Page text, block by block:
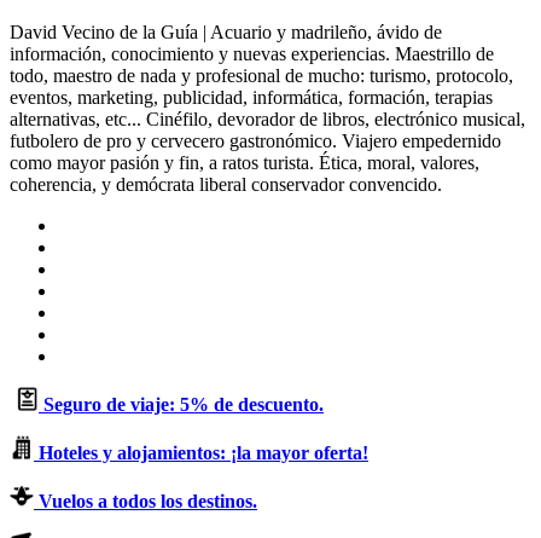
David Vecino de la Guía | Acuario y madrileño, ávido de
información, conocimiento y nuevas experiencias. Maestrillo de
todo, maestro de nada y profesional de mucho: turismo, protocolo,
eventos, marketing, publicidad, informática, formación, terapias
alternativas, etc... Cinéfilo, devorador de libros, electrónico musical,
futbolero de pro y cervecero gastronómico. Viajero empedernido
como mayor pasión y fin, a ratos turista. Ética, moral, valores,
coherencia, y demócrata liberal conservador convencido.
Seguro de viaje: 5% de descuento.
Hoteles y alojamientos: ¡la mayor oferta!
Vuelos a todos los destinos.